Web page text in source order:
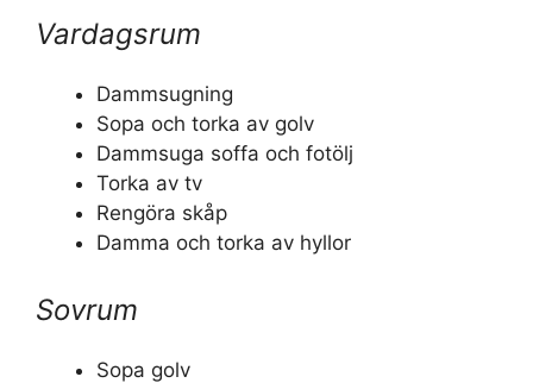
Vardagsrum
Dammsugning
Sopa och torka av golv
Dammsuga soffa och fotölj
Torka av tv
Rengöra skåp
Damma och torka av hyllor
Sovrum
Sopa golv